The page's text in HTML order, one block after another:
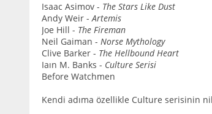
Isaac Asimov - The Stars Like Dust
Andy Weir -Artemis
Joe Hill - The Fireman
Neil Gaiman - Norse Mythology
Clive Barker - The Hellbound Heart
Iaın M. Banks - Culture Serisi
Before Watchmen
Kendi adıma özellikle Culture serisinin